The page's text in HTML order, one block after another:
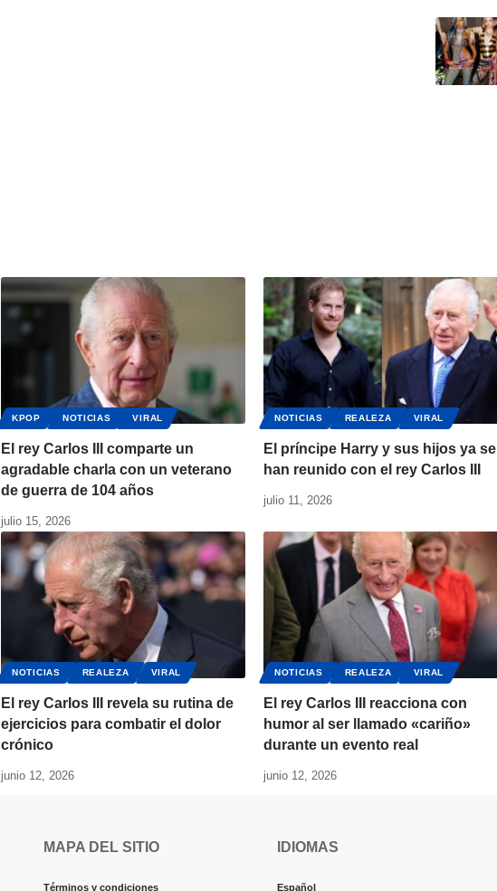
KPOP NOTICIAS VIRAL
El rey Carlos III comparte un
agradable charla con un veterano
de guerra de 104 años
julio 15, 2026
NOTICIAS REALEZA VIRAL
El príncipe Harry y sus hijos ya se
han reunido con el rey Carlos III
julio 11, 2026
NOTICIAS REALEZA VIRAL
El rey Carlos III revela su rutina de
ejercicios para combatir el dolor
crónico
junio 12, 2026
NOTICIAS REALEZA VIRAL
El rey Carlos III reacciona con
humor al ser llamado «cariño»
durante un evento real
junio 12, 2026
MAPA DEL SITIO
Términos y condiciones
IDIOMAS
Español